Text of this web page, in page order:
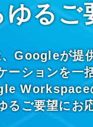
るご
Googleが提
ーションを一
Workspace
るご要望にお